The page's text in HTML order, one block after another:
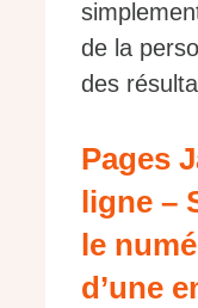
de la
des
Pages
ligne –
le
d’une